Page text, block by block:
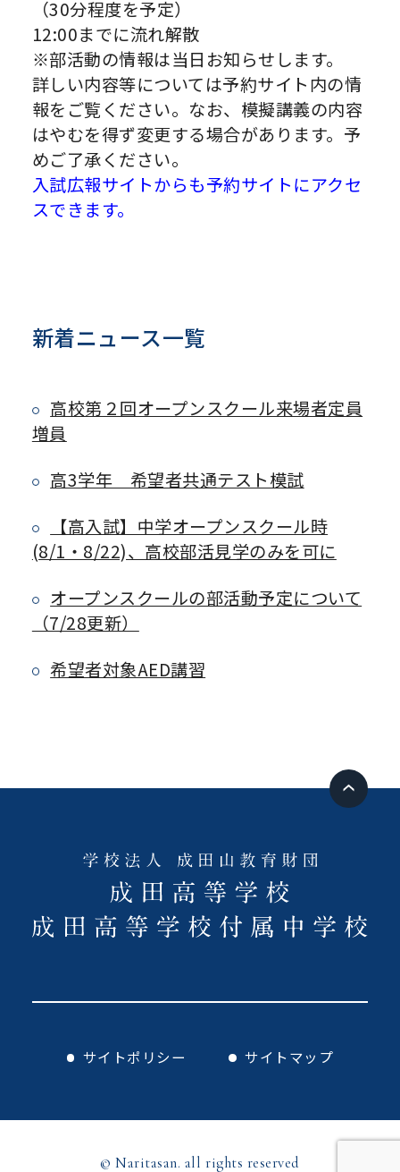
（30分程度を予定）
12:00までに流れ解散
※部活動の情報は当日お知らせします。
詳しい内容等については予約サイト内の情
報をご覧ください。なお、模擬講義の内容
はやむを得ず変更する場合があります。予
めご了承ください。
入試広報サイトからも予約サイトにアクセ
スできます。
新着ニュース一覧
高校第２回オープンスクール来場者定員
増員
高3学年 希望者共通テスト模試
【高入試】中学オープンスクール時
(8/1・8/22)、高校部活見学のみを可に
オープンスクールの部活動予定について
（7/28更新）
希望者対象AED講習
サイトポリシー サイトマップ
© Naritasan. all rights reserved